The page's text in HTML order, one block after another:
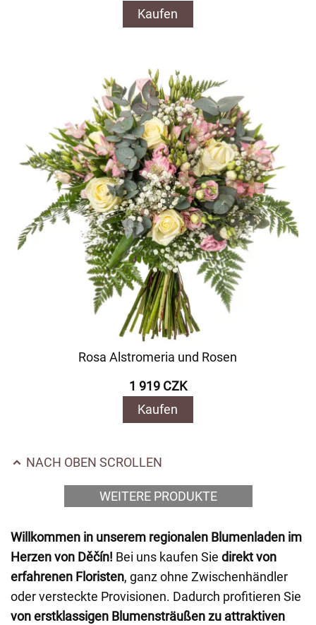
Kaufen
Rosa Alstromeria und Rosen
1 919 CZK
Kaufen
NACH OBEN SCROLLEN
WEITERE PRODUKTE
Willkommen in unserem regionalen Blumenladen im
Herzen von Děčín! Bei uns kaufen Sie direkt von
erfahrenen Floristen, ganz ohne Zwischenhändler
oder versteckte Provisionen. Dadurch profitieren Sie
von erstklassigen Blumensträußen zu attraktiven